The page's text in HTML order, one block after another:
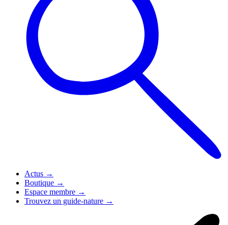
Actus →
Boutique →
Espace membre →
Trouvez un guide-nature →